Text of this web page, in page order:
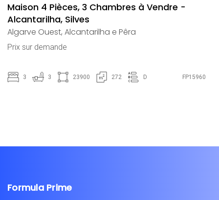
Maison 4 Pièces, 3 Chambres à Vendre -
Alcantarilha, Silves
Algarve Ouest, Alcantarilha e Pêra
Prix ​​sur demande
3 3 23900 272 D FP15960
Formula Prime